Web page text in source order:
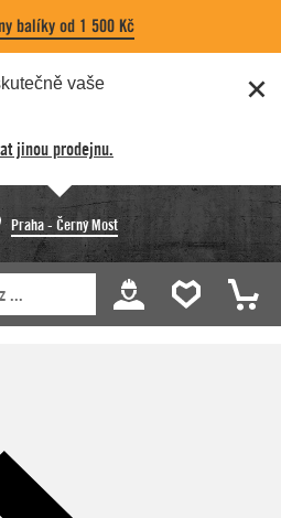
balíky od 1 500 Kč
vaše
jinou prodejnu.
Praha - Černý Most